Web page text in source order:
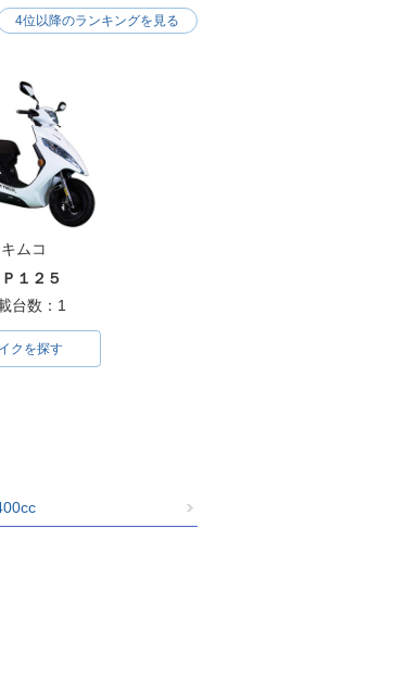
キムコ
Ｐ１２５
台数：1
クを探す
4位以降のランキングを見る